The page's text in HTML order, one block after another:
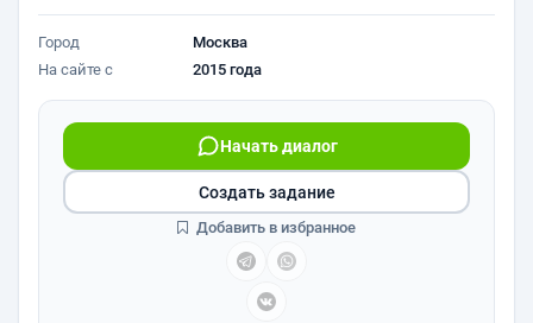
Город
Москва
На сайте с
2015 года
Начать диалог
Создать задание
Добавить в избранное